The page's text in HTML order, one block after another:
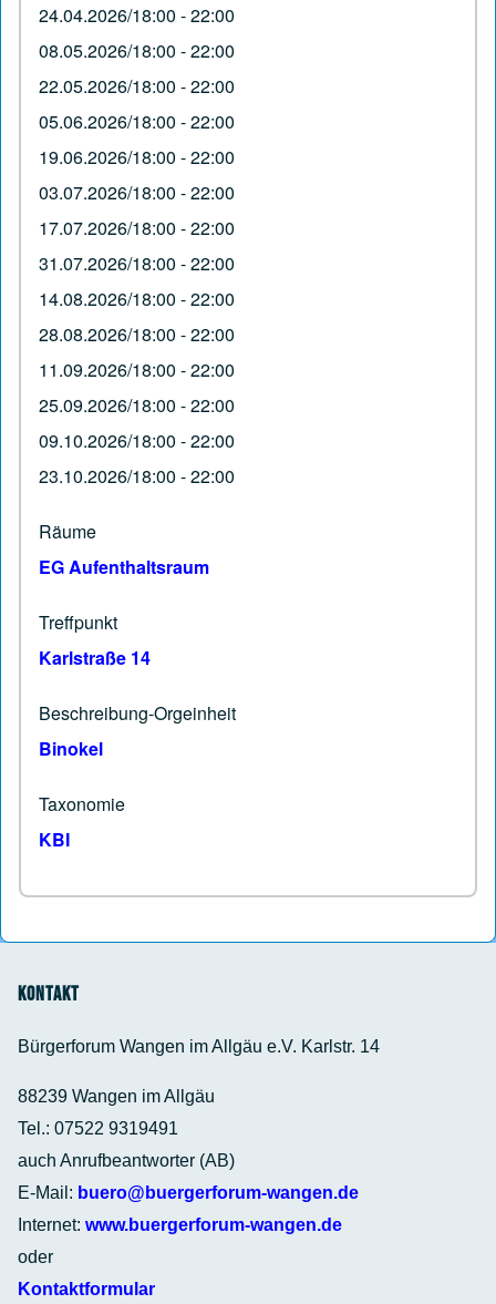
24.04.2026/18:00 - 22:00
08.05.2026/18:00 - 22:00
22.05.2026/18:00 - 22:00
05.06.2026/18:00 - 22:00
19.06.2026/18:00 - 22:00
03.07.2026/18:00 - 22:00
17.07.2026/18:00 - 22:00
31.07.2026/18:00 - 22:00
14.08.2026/18:00 - 22:00
28.08.2026/18:00 - 22:00
11.09.2026/18:00 - 22:00
25.09.2026/18:00 - 22:00
09.10.2026/18:00 - 22:00
23.10.2026/18:00 - 22:00
Räume
EG Aufenthaltsraum
Treffpunkt
Karlstraße 14
Beschreibung-Orgeinheit
Binokel
Taxonomie
KBI
Kontakt
Bürgerforum Wangen im Allgäu e.V. Karlstr. 14
88239 Wangen im Allgäu
Tel.: 07522 9319491
auch Anrufbeantworter (AB)
E-Mail: buero@buergerforum-wangen.de
Internet: www.buergerforum-wangen.de
oder
Kontaktformular